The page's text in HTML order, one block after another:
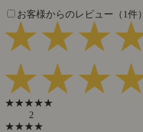
お客様からのレビュー（1件）
★★★★★
2
★★★★